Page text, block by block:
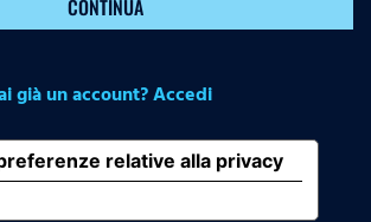
CONTINUA
già un account? Accedi
relative alla privacy